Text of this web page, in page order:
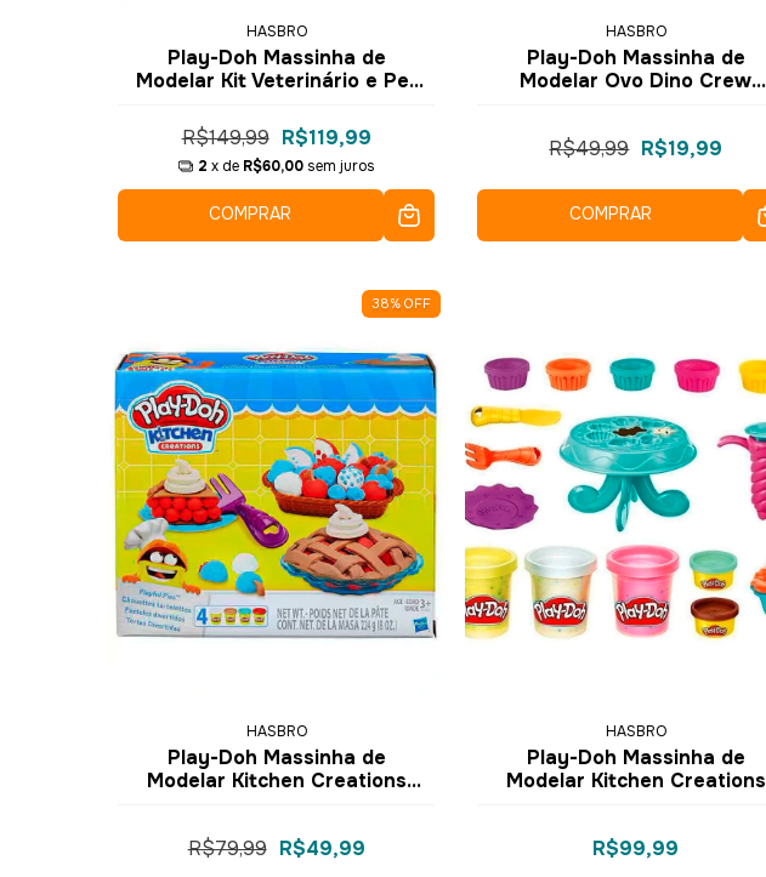
HASBRO
Play-Doh Massinha de
Modelar Kit Veterinário e Pet
R$149,99 R$119,99
2 x de R$60,00 sem juros
COMPRAR
HASBRO
Play-Doh Massinha de
Modelar Ovo Dino Crew
R$49,99 R$19,99
COMPRAR
38%OFF
HASBRO
Play-Doh Massinha de
Modelar Kitchen Creations
R$79,99 R$49,99
HASBRO
Play-Doh Massinha de
Modelar Kitchen Creations
R$99,99